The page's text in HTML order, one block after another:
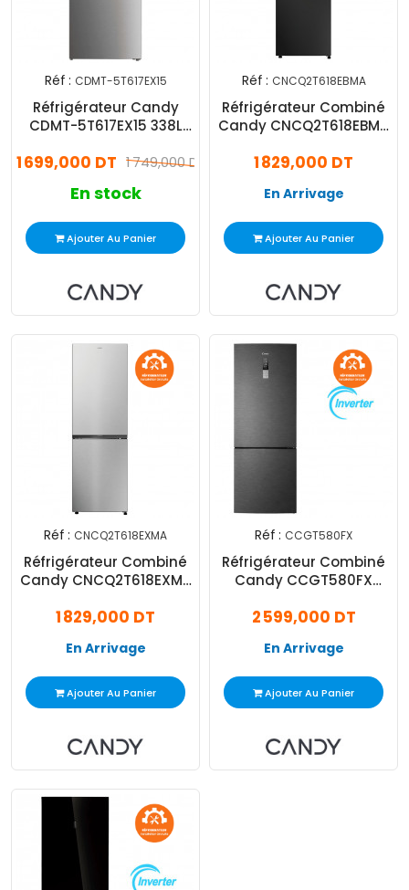
Réf : CDMT-5T617EX15
Réfrigérateur Candy
CDMT-5T617EX15 338L
1 749,000 DT
1 699,000 DT
En stock
Ajouter Au Panier
Réf : CNCQ2T618EBMA
Réfrigérateur Combiné
Candy CNCQ2T618EBMA
1 829,000 DT
En Arrivage
Ajouter Au Panier
Réf : CNCQ2T618EXMA
Réfrigérateur Combiné
Candy CNCQ2T618EXMA
1 829,000 DT
En Arrivage
Ajouter Au Panier
Réf : CCGT580FX
Réfrigérateur Combiné
Candy CCGT580FX
Silver
2 599,000 DT
En Arrivage
Ajouter Au Panier